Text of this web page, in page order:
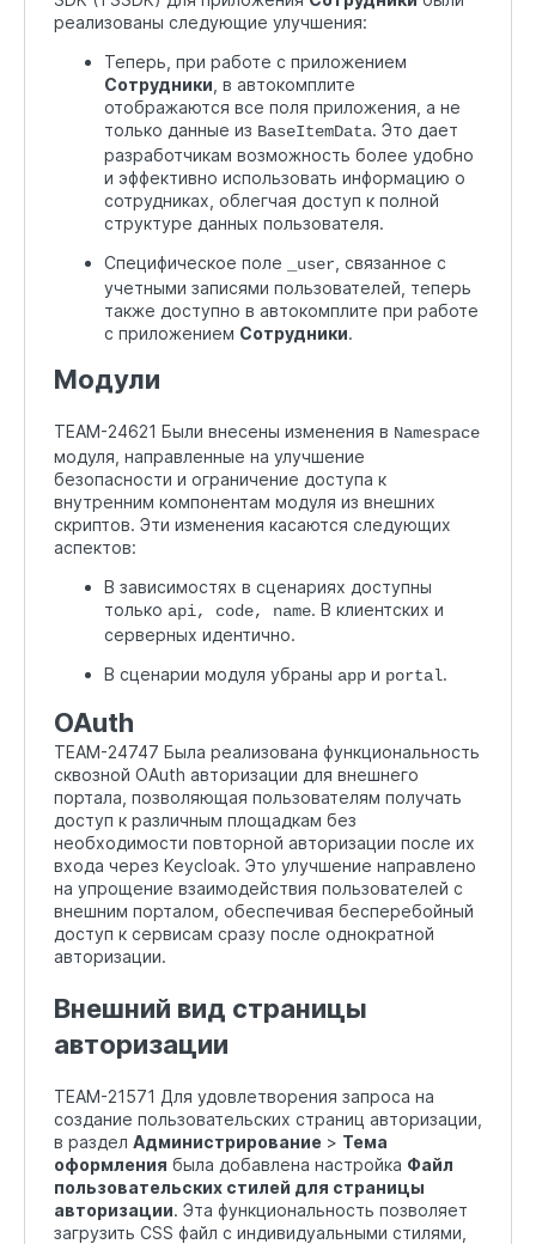
// Получаем тело файла и загружаем его в
const fileResponse = await fetch
// Добавляем буфер в поле `file` формы
fd.set('file', buf, 'my_document.pdf'
test = fd.has ('file'); // true
реализованы следующие улучшения:
Теперь, при работе с приложением
Сотрудники , в автокомплите
отображаются все поля приложения, а не
только данные из BaseItemData. Это дает
разработчикам возможность более удобно
и эффективно использовать информацию о
сотрудниках, облегчая доступ к полной
структуре данных пользователя.
Специфическое поле
_user , связанное с
учетными записями пользователей, теперь
также доступно в автокомплите при работе
с приложением Сотрудники.
Модули
TEAM-24621 Были внесены изменения в Namespace
модуля, направленные на улучшение
безопасности и ограничение доступа к
внутренним компонентам модуля из внешних
скриптов. Эти изменения касаются следующих
аспектов:
В зависимостях в сценариях доступны
только api, code, name. В клиентских и
серверных идентично.
В сценарии модуля убраны app и portal.
OAuth
TEAM-24747 Была реализована функциональность
сквозной OAuth авторизации для внешнего
портала, позволяющая пользователям получать
доступ к различным площадкам без
необходимости повторной авторизации после их
входа через Keycloak. Это улучшение направлено
на упрощение взаимодействия пользователей с
внешним порталом, обеспечивая бесперебойный
доступ к сервисам сразу после однократной
авторизации.
Внешний вид страницы
авторизации
TEAM-21571 Для удовлетворения запроса на
создание пользовательских страниц авторизации,
в раздел Администрирование > Тема
оформления была добавлена настройка Файл
пользовательских стилей для страницы
авторизации. Эта функциональность позволяет
загрузить CSS файл с индивидуальными стилями,